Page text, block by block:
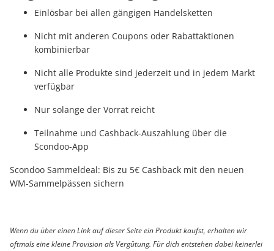
Einlösbar bei allen gängigen Handelsketten
Nicht mit anderen Coupons oder Rabattaktionen
kombinierbar
Nicht alle Produkte sind jederzeit und in jedem Markt
verfügbar
Nur solange der Vorrat reicht
Teilnahme und Cashback-Auszahlung über die
Scondoo-App
Scondoo Sammeldeal: Bis zu 5€ Cashback mit den neuen
WM-Sammelpässen sichern
Wenn du über einen Link auf dieser Seite ein Produkt kaufst, erhalten wir
oftmals eine kleine Provision als Vergütung. Für dich entstehen dabei keinerlei